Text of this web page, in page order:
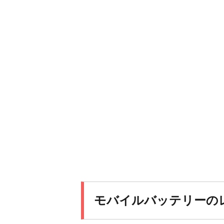
モバイルバッテリーの